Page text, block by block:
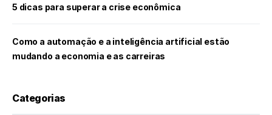
5 dicas para superar a crise econômica
Como a automação e a inteligência artificial estão
mudando a economia e as carreiras
Categorias